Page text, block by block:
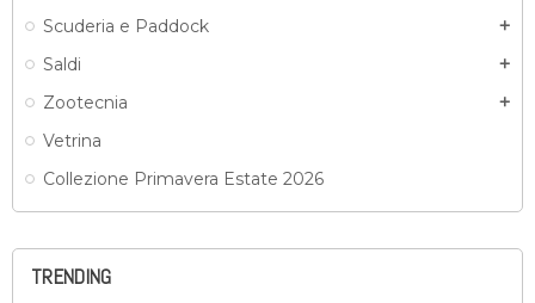
Scuderia e Paddock add
Saldi add
Zootecnia add
Vetrina
Collezione Primavera Estate 2026
TRENDING